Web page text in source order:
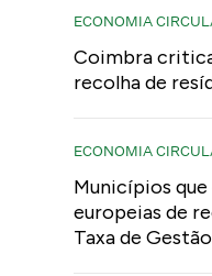
ECONOMIA
Coimbra
recolha de
ECONOMIA
Municípios
europeias de
Taxa de